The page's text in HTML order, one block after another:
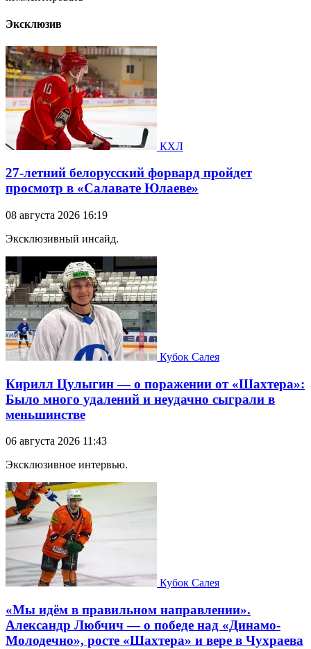
Эксклюзив
КХЛ
27-летний белорусский форвард пройдет
просмотр в «Салавате Юлаеве»
08 августа 2026 16:19
Эксклюзивный инсайд.
Кубок Салея
Кирилл Цулыгин — о поражении от «Шахтера»:
Было много удалений и неудачно сыграли в
меньшинстве
06 августа 2026 11:43
Эксклюзивное интервью.
Кубок Салея
«Мы идём в правильном направлении».
Александр Любчич — о победе над «Динамо-
Молодечно», росте «Шахтера» и вере в Чухраева